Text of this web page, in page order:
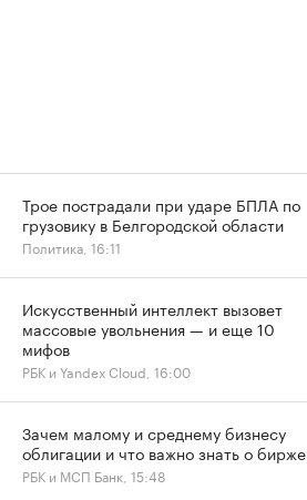
Трое пострадали при ударе БПЛА по
грузовику в Белгородской области
Политика, 16:11
Искусственный интеллект вызовет
массовые увольнения — и еще 10
мифов
РБК и Yandex Cloud, 16:00
Зачем малому и среднему бизнесу
облигации и что важно знать о бирже
РБК и МСП Банк, 15:48